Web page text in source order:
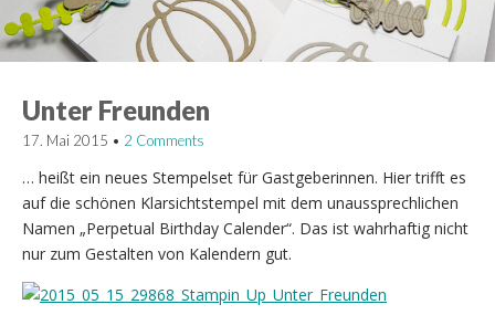
Unter Freunden
17. Mai 2015 • 2 Comments
… heißt ein neues Stempelset für Gastgeberinnen. Hier trifft es
auf die schönen Klarsichtstempel mit dem unaussprechlichen
Namen „Perpetual Birthday Calender“. Das ist wahrhaftig nicht
nur zum Gestalten von Kalendern gut.